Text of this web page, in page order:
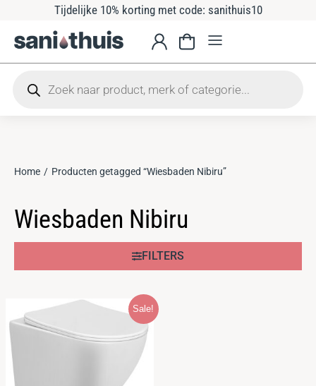
Tijdelijke 10% korting met code: sanithuis10
Je bent hier:
Home Producten getagged “Wiesbaden Nibiru”
Wiesbaden Nibiru
FILTERS
Sale!